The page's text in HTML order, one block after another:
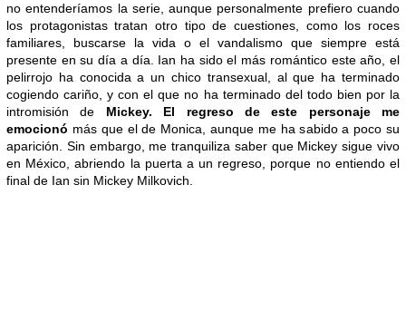
no entenderíamos la serie, aunque personalmente prefiero cuando
los protagonistas tratan otro tipo de cuestiones, como los roces
familiares, buscarse la vida o el vandalismo que siempre está
presente en su día a día. Ian ha sido el más romántico este año, el
pelirrojo ha conocida a un chico transexual, al que ha terminado
cogiendo cariño, y con el que no ha terminado del todo bien por la
intromisión de Mickey. El regreso de este personaje me
emocionó más que el de Monica, aunque me ha sabido a poco su
aparición. Sin embargo, me tranquiliza saber que Mickey sigue vivo
en México, abriendo la puerta a un regreso, porque no entiendo el
final de Ian sin Mickey Milkovich.